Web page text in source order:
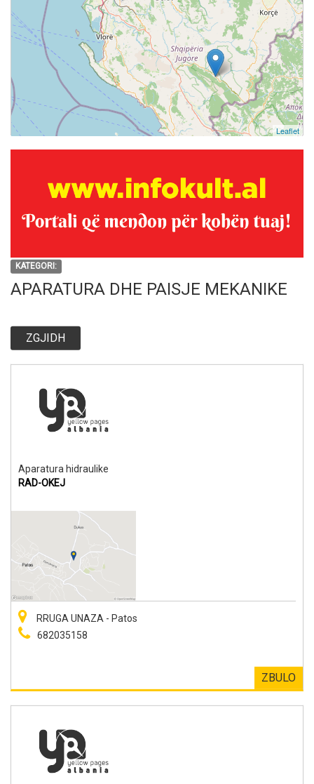
KATEGORI:
APARATURA DHE PAISJE MEKANIKE
ZGJIDH
Aparatura hidraulike
RAD-OKEJ
RRUGA UNAZA - Patos
682035158
ZBULO
Leaflet